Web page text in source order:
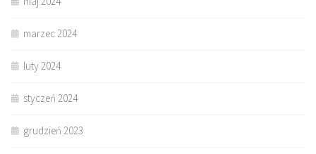
marzec 2024
luty 2024
styczeń 2024
grudzień 2023